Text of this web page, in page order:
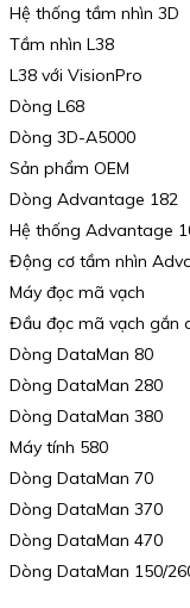
Hệ thống tầm nhìn 3D
Tầm nhìn L38
L38 với VisionPro
Dòng L68
Dòng 3D-A5000
Sản phẩm OEM
Dòng Advantage 182
Hệ thống Advantage
Động cơ tầm nhìn
Máy đọc mã vạch
Đầu đọc mã vạch gắn
Dòng DataMan 80
Dòng DataMan 280
Dòng DataMan 380
Máy tính 580
Dòng DataMan 70
Dòng DataMan 370
Dòng DataMan 470
Dòng DataMan 150/